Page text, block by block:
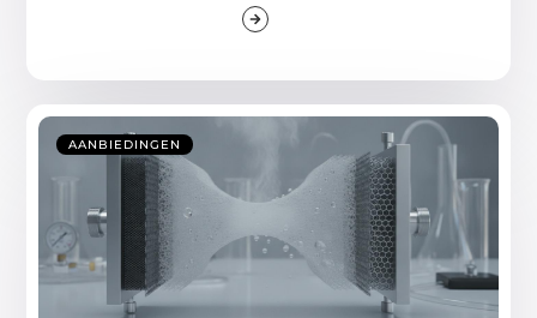
AANBIEDINGEN